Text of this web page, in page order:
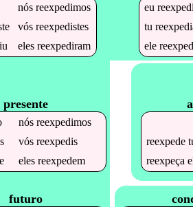
nósreexpedimos
vósreexpedistes
elesreexpediram
eu
tu
ele
presente
nósreexpedimos
vósreexpedis
elesreexpedem
futuro
reexpede
reexpeça